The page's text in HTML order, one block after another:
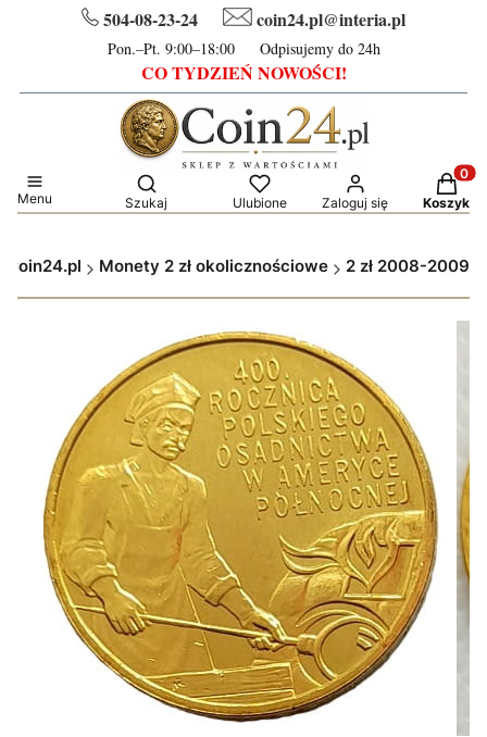
504-08-23-24 coin24.pl@interia.pl
Pon.–Pt. 9:00–18:00 Odpisujemy do 24h
CO TYDZIEŃ NOWOŚCI!
Menu
Otwórz wyszukiwarkę
Szukaj Ulubione Zaloguj się Koszyk
Coin24.pl Monety 2 zł okolicznościowe 2 zł 2008-2009